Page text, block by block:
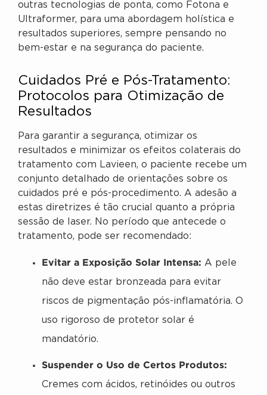
outras tecnologias de ponta, como Fotona e
Ultraformer, para uma abordagem holística e
resultados superiores, sempre pensando no
bem-estar e na segurança do paciente.
Cuidados Pré e Pós-Tratamento:
Protocolos para Otimização de
Resultados
Para garantir a segurança, otimizar os
resultados e minimizar os efeitos colaterais do
tratamento com Lavieen, o paciente recebe um
conjunto detalhado de orientações sobre os
cuidados pré e pós-procedimento. A adesão a
estas diretrizes é tão crucial quanto a própria
sessão de laser. No período que antecede o
tratamento, pode ser recomendado:
Evitar a Exposição Solar Intensa: A pele
não deve estar bronzeada para evitar
riscos de pigmentação pós-inflamatória. O
uso rigoroso de protetor solar é
mandatório.
Suspender o Uso de Certos Produtos:
Cremes com ácidos, retinóides ou outros